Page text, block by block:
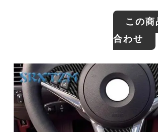
この商
合わせ